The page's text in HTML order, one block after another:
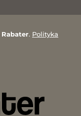
Rabater. Polityka